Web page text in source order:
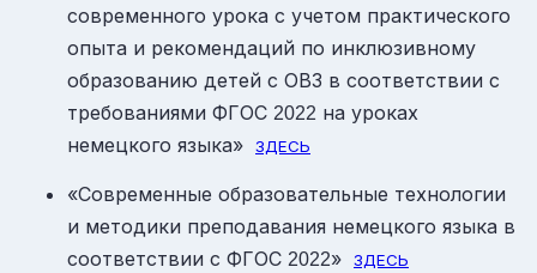
современного урока с учетом практического
опыта и рекомендаций по инклюзивному
образованию детей с ОВЗ в соответствии с
требованиями ФГОС 2022 на уроках
немецкого языка»
ЗДЕСЬ
«Современные образовательные технологии
и методики преподавания немецкого языка в
соответствии с ФГОС 2022» ЗДЕСЬ